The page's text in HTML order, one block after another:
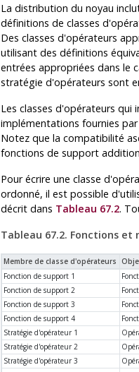
La distribution du noyau
définitions de classes
Des classes d'opérateurs
utilisant des définitions
entrées appropriées dans le
stratégie d'opérateurs sont
Les classes d'opérateurs
implémentations fournies
Notez que la compatibilité
fonctions de support
Pour écrire une classe
ordonné, il est possible
décrit dans Tableau 67.2.
Tableau 67.2. Fonctions
Membre de classe d'opérateurs
Fonction de support 1
Fonction de support 2
Fonction de support 3
Fonction de support 4
Stratégie d'opérateur 1
Stratégie d'opérateur 2
Stratégie d'opérateur 3